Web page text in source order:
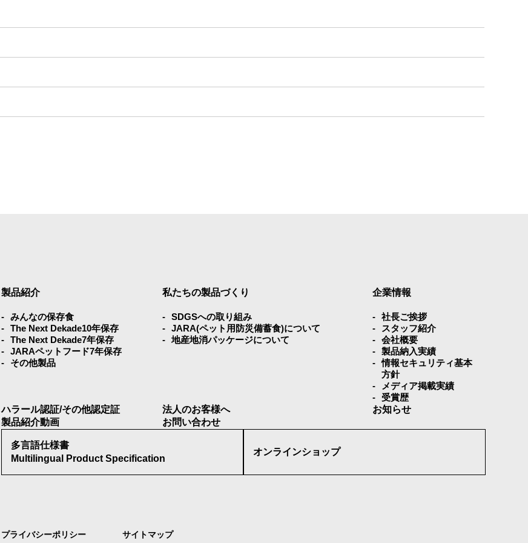
製品紹介
みんなの保存⾷
The Next Dekade10年保存
The Next Dekade7年保存
JARAペットフード7年保存
その他製品
私たちの製品づくり
SDGSへの取り組み
JARA(ペット⽤防災備蓄⾷)について
地産地消パッケージについて
企業情報
社⻑ご挨拶
スタッフ紹介
会社概要
製品納入実績
情報セキュリティ基本
方針
メディア掲載実績
受賞歴
ハラール認証/その他認定証
法人のお客様へ
お知らせ
製品紹介動画
お問い合わせ
多言語仕様書
Multilingual Product Specification
オンラインショップ
プライバシーポリシー サイトマップ